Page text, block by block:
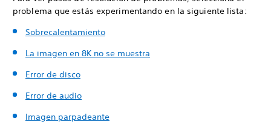
problema que estás experimentando en la siguiente lista:
Sobrecalentamiento
La imagen en 8K no se muestra
Error de disco
Error de audio
Imagen parpadeante